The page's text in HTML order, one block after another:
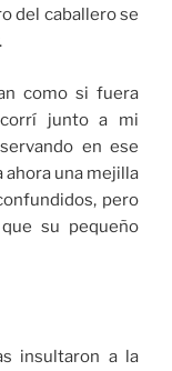
del caballero se
como si fuera
junto a mi
en ese
una mejilla
pero
su pequeño
insultaron a la